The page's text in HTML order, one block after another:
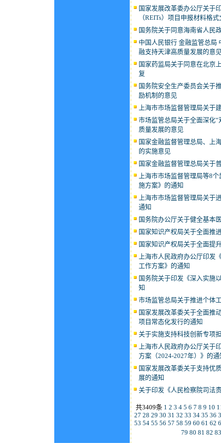
国家发展改革委办公厅关于
（REITs）项目申报材料格
国务院关于同意海南省人民
中国人民银行 金融监管总局
融支持天津高质量发展的意
国家药监局关于同意在北京
复
国务院安全生产委员会关于
励机制的意见
上海市市场监督管理局关于
市场监管总局关于全面深化
质量发展的意见
国家金融监督管理总局、上
的实施意见
国家金融监督管理总局关于
上海市市场监督管理局等8
施方案》的通知
上海市市场监督管理局关于
通知
国务院办公厅关于健全基本
国家知识产权局关于全面推
国家知识产权局关于全面提
上海市人民政府办公厅印发
工作方案》的通知
国务院关于印发《深入实施
知
市场监管总局关于推进个体
国家发展改革委关于全面推
项目常态化发行的通知
关于实施支持科技创新专项
上海市人民政府办公厅关于
方案（2024-2027年）》的通
国家发展改革委关于支持优
展的通知
关于印发《人民检察院司法
共3409条 1 2 3 4 5 6 7 8 9 10
27 28 29 30 31 32 33 34 35 36
53 54 55 56 57 58 59 60 61 62
79 80 81 82 83